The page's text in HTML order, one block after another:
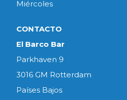
Miércoles
CONTACTO
El Barco Bar
Parkhaven 9
3016 GM Rotterdam
Países Bajos